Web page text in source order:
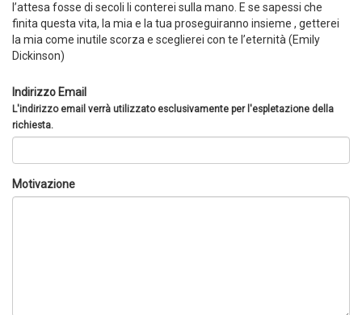
l’attesa fosse di secoli li conterei sulla mano. E se sapessi che
finita questa vita, la mia e la tua proseguiranno insieme , getterei
la mia come inutile scorza e sceglierei con te l’eternità (Emily
Dickinson)
Indirizzo Email
L'indirizzo email verrà utilizzato esclusivamente per l'espletazione della
richiesta.
Motivazione